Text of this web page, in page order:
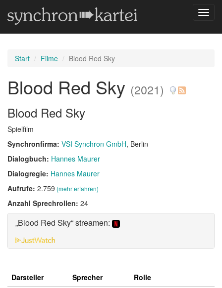
Start Filme Blood Red Sky
Blood Red Sky (2021)
Blood Red Sky
Spielfilm
Synchronfirma: VSI Synchron GmbH, Berlin
Dialogbuch: Hannes Maurer
Dialogregie: Hannes Maurer
Aufrufe: 2.759 (mehr erfahren)
Anzahl Sprechrollen: 24
„Blood Red Sky“ streamen:
Darsteller Sprecher
Rolle